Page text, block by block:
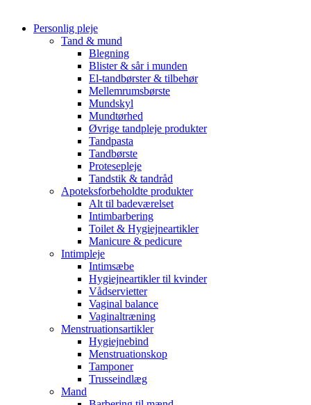
Personlig pleje
Tand & mund
Blegning
Blister & sår i munden
El-tandbørster & tilbehør
Mellemrumsbørste
Mundskyl
Mundtørhed
Øvrige tandpleje produkter
Tandpasta
Tandbørste
Protesepleje
Tandstik & tandråd
Apoteksforbeholdte produkter
Alt til badeværelset
Intimbarbering
Toilet & Hygiejneartikler
Manicure & pedicure
Intimpleje
Intimsæbe
Hygiejneartikler til kvinder
Vådservietter
Vaginal balance
Vaginaltræning
Menstruationsartikler
Hygiejnebind
Menstruationskop
Tamponer
Trusseindlæg
Mand